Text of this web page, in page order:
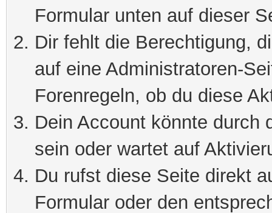
Formular unten auf dieser
Dir fehlt die Berechtigung,
auf eine Administratoren-
Forenregeln, ob du diese
Dein Account könnte durch
sein oder wartet auf
Du rufst diese Seite direkt
Formular oder den